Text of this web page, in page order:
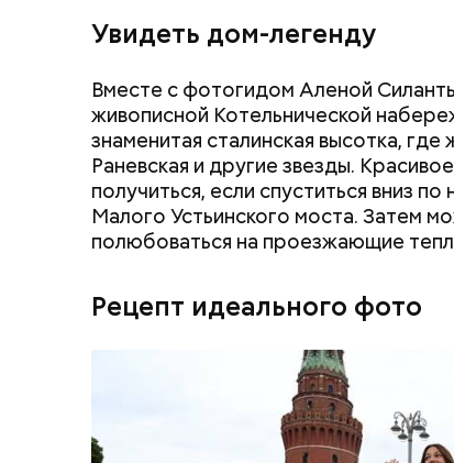
Увидеть дом-легенду
Вместе с фотогидом Аленой
живописной Котельнической
знаменитая сталинская высотка,
Раневская и другие звезды.
получиться, если спуститься вниз
Малого Устьинского моста. Затем
полюбоваться на проезжающие
Рецепт идеального фото